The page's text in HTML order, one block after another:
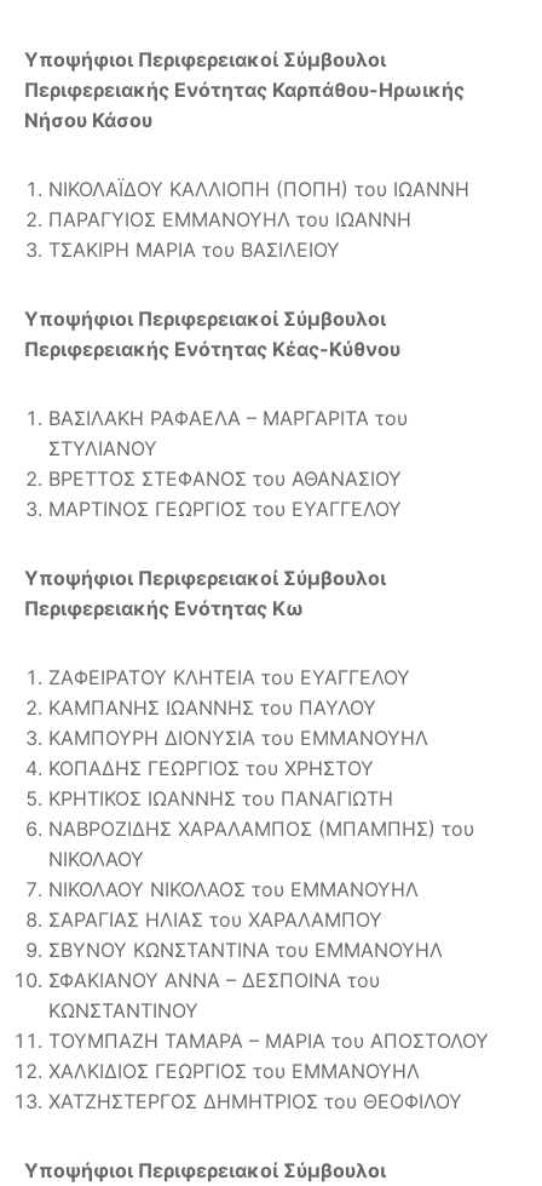
Υποψήφιοι Περιφερειακοί Σύμβουλοι
Περιφερειακής Ενότητας Καρπάθου-Ηρωικής
Νήσου Κάσου
ΝΙΚΟΛΑΪΔΟΥ ΚΑΛΛΙΟΠΗ (ΠΟΠΗ) του ΙΩΑΝΝΗ
ΠΑΡΑΓΥΙΟΣ ΕΜΜΑΝΟΥΗΛ του ΙΩΑΝΝΗ
ΤΣΑΚΙΡΗ ΜΑΡΙΑ του ΒΑΣΙΛΕΙΟΥ
Υποψήφιοι Περιφερειακοί Σύμβουλοι
Περιφερειακής Ενότητας Κέας-Κύθνου
ΒΑΣΙΛΑΚΗ ΡΑΦΑΕΛΑ – ΜΑΡΓΑΡΙΤΑ του
ΣΤΥΛΙΑΝΟΥ
ΒΡΕΤΤΟΣ ΣΤΕΦΑΝΟΣ του ΑΘΑΝΑΣΙΟΥ
ΜΑΡΤΙΝΟΣ ΓΕΩΡΓΙΟΣ του ΕΥΑΓΓΕΛΟΥ
Υποψήφιοι Περιφερειακοί Σύμβουλοι
Περιφερειακής Ενότητας Κω
ΖΑΦΕΙΡΑΤΟΥ ΚΛΗΤΕΙΑ του ΕΥΑΓΓΕΛΟΥ
ΚΑΜΠΑΝΗΣ ΙΩΑΝΝΗΣ του ΠΑΥΛΟΥ
ΚΑΜΠΟΥΡΗ ΔΙΟΝΥΣΙΑ του ΕΜΜΑΝΟΥΗΛ
ΚΟΠΑΔΗΣ ΓΕΩΡΓΙΟΣ του ΧΡΗΣΤΟΥ
ΚΡΗΤΙΚΟΣ ΙΩΑΝΝΗΣ του ΠΑΝΑΓΙΩΤΗ
ΝΑΒΡΟΖΙΔΗΣ ΧΑΡΑΛΑΜΠΟΣ (ΜΠΑΜΠΗΣ) του
ΝΙΚΟΛΑΟΥ
ΝΙΚΟΛΑΟΥ ΝΙΚΟΛΑΟΣ του ΕΜΜΑΝΟΥΗΛ
ΣΑΡΑΓΙΑΣ ΗΛΙΑΣ του ΧΑΡΑΛΑΜΠΟΥ
ΣΒΥΝΟΥ ΚΩΝΣΤΑΝΤΙΝΑ του ΕΜΜΑΝΟΥΗΛ
ΣΦΑΚΙΑΝΟΥ ΑΝΝΑ – ΔΕΣΠΟΙΝΑ του
ΚΩΝΣΤΑΝΤΙΝΟΥ
ΤΟΥΜΠΑΖΗ ΤΑΜΑΡΑ – ΜΑΡΙΑ του ΑΠΟΣΤΟΛΟΥ
ΧΑΛΚΙΔΙΟΣ ΓΕΩΡΓΙΟΣ του ΕΜΜΑΝΟΥΗΛ
ΧΑΤΖΗΣΤΕΡΓΟΣ ΔΗΜΗΤΡΙΟΣ του ΘΕΟΦΙΛΟΥ
Υποψήφιοι Περιφερειακοί Σύμβουλοι